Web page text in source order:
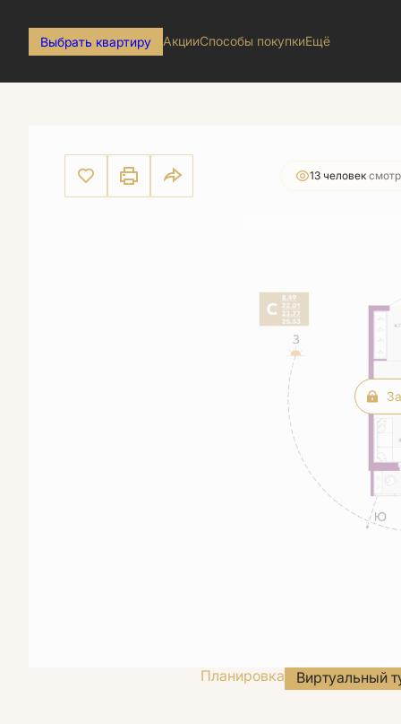
Выбрать квартиру АкцииСпособы покупкиЕщё
Студия25.53 м 2 Цена по запросу
13 человек
Планировка Виртуальный